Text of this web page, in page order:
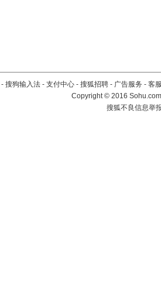
- 搜狗输入法 - 支付中心 - 搜狐招聘 - 广告服务 - 客
Copyright©2016
搜狐不良信息举